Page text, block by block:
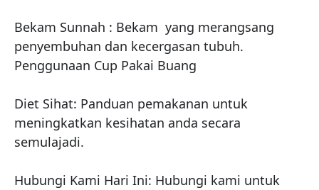
Bekam Sunnah : Bekam  yang merangsang
penyembuhan dan kecergasan tubuh.
Penggunaan Cup Pakai Buang
Diet Sihat: Panduan pemakanan untuk
meningkatkan kesihatan anda secara
semulajadi.
Hubungi Kami Hari Ini: Hubungi kami untuk